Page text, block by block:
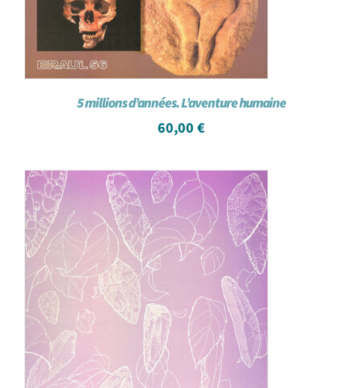
5 millions d’années. L’aventure humaine
60,00 €